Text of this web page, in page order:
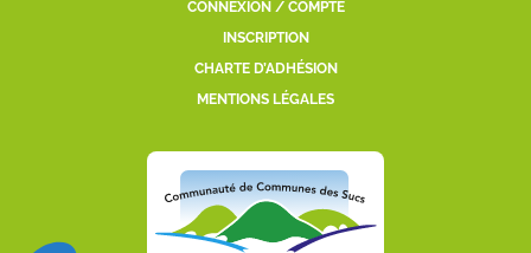
CONNEXION / COMPTE
INSCRIPTION
CHARTE D’ADHÉSION
MENTIONS LÉGALES